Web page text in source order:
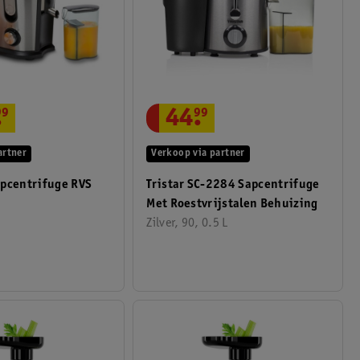
RVS
Tristar SC-2284 Sapcentrifuge
Met Roestvrijstalen Behuizing
Zilver, 90, 0.5 L
Verkoop via partner
44.
99